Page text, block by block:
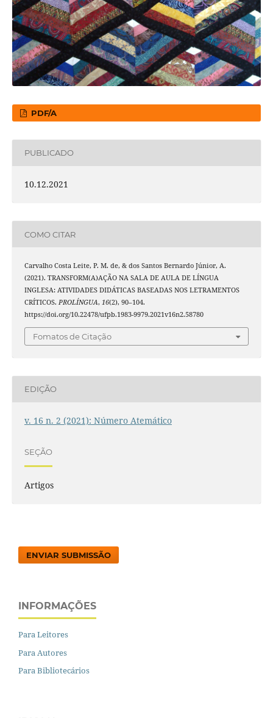
PDF/A
PUBLICADO
10.12.2021
COMO CITAR
Carvalho Costa Leite, P. M. de, & dos Santos Bernardo Júnior, A.
(2021). TRANSFORM(A)AÇÃO NA SALA DE AULA DE LÍNGUA
INGLESA: ATIVIDADES DIDÁTICAS BASEADAS NOS LETRAMENTOS
CRÍTICOS. PROLÍNGUA, 16(2), 90–104.
https://doi.org/10.22478/ufpb.1983-9979.2021v16n2.58780
Fomatos de Citação
EDIÇÃO
v. 16 n. 2 (2021): Número Atemático
SEÇÃO
Artigos
ENVIAR SUBMISSÃO
INFORMAÇÕES
Para Leitores
Para Autores
Para Bibliotecários